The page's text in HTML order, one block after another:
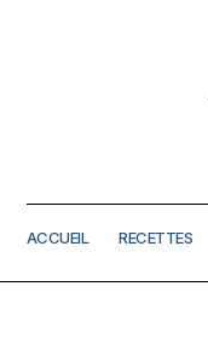
ACCUEIL RECETTES